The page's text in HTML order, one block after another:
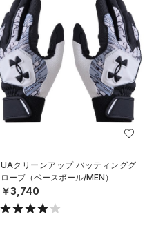
UAクリーンアップ バッティンググ
ローブ（ベースボール/MEN）
￥3,740